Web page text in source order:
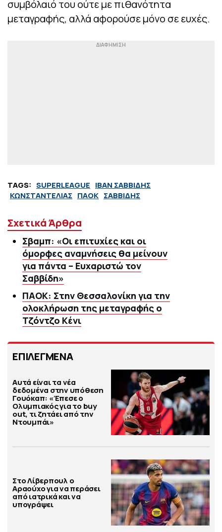
συμβόλαιό του ούτε με πιθανότητα
μεταγραφής, αλλά αφορούσε μόνο σε ευχές.
TAGS: SUPERLEAGUE ΙΒΑΝ ΣΑΒΒΙΔΗΣ
ΚΩΝΣΤΑΝΤΕΛΙΑΣ ΠΑΟΚ ΣΑΒΒΙΔΗΣ
Σχετικά Άρθρα
Σβαμπ: «Οι επιτυχίες και οι
όμορφες αναμνήσεις θα μείνουν
για πάντα – Ευχαριστώ τον
Σαββίδη»
ΠΑΟΚ: Στην Θεσσαλονίκη για την
ολοκλήρωση της μεταγραφής ο
Τζόντζο Κένι
ΕΠΙΛΕΓΜΕΝΑ
Αυτά είναι τα νέα
δεδομένα στην υπόθεση
Γουόκαπ: «Έπεσε ο
Ολυμπιακός για το buy
out, τι ζητάει από την
Ντουμπάι»
Στο Λίβερπουλ ο
Αραούχο για να περάσει
από ιατρικά και να
υπογράψει